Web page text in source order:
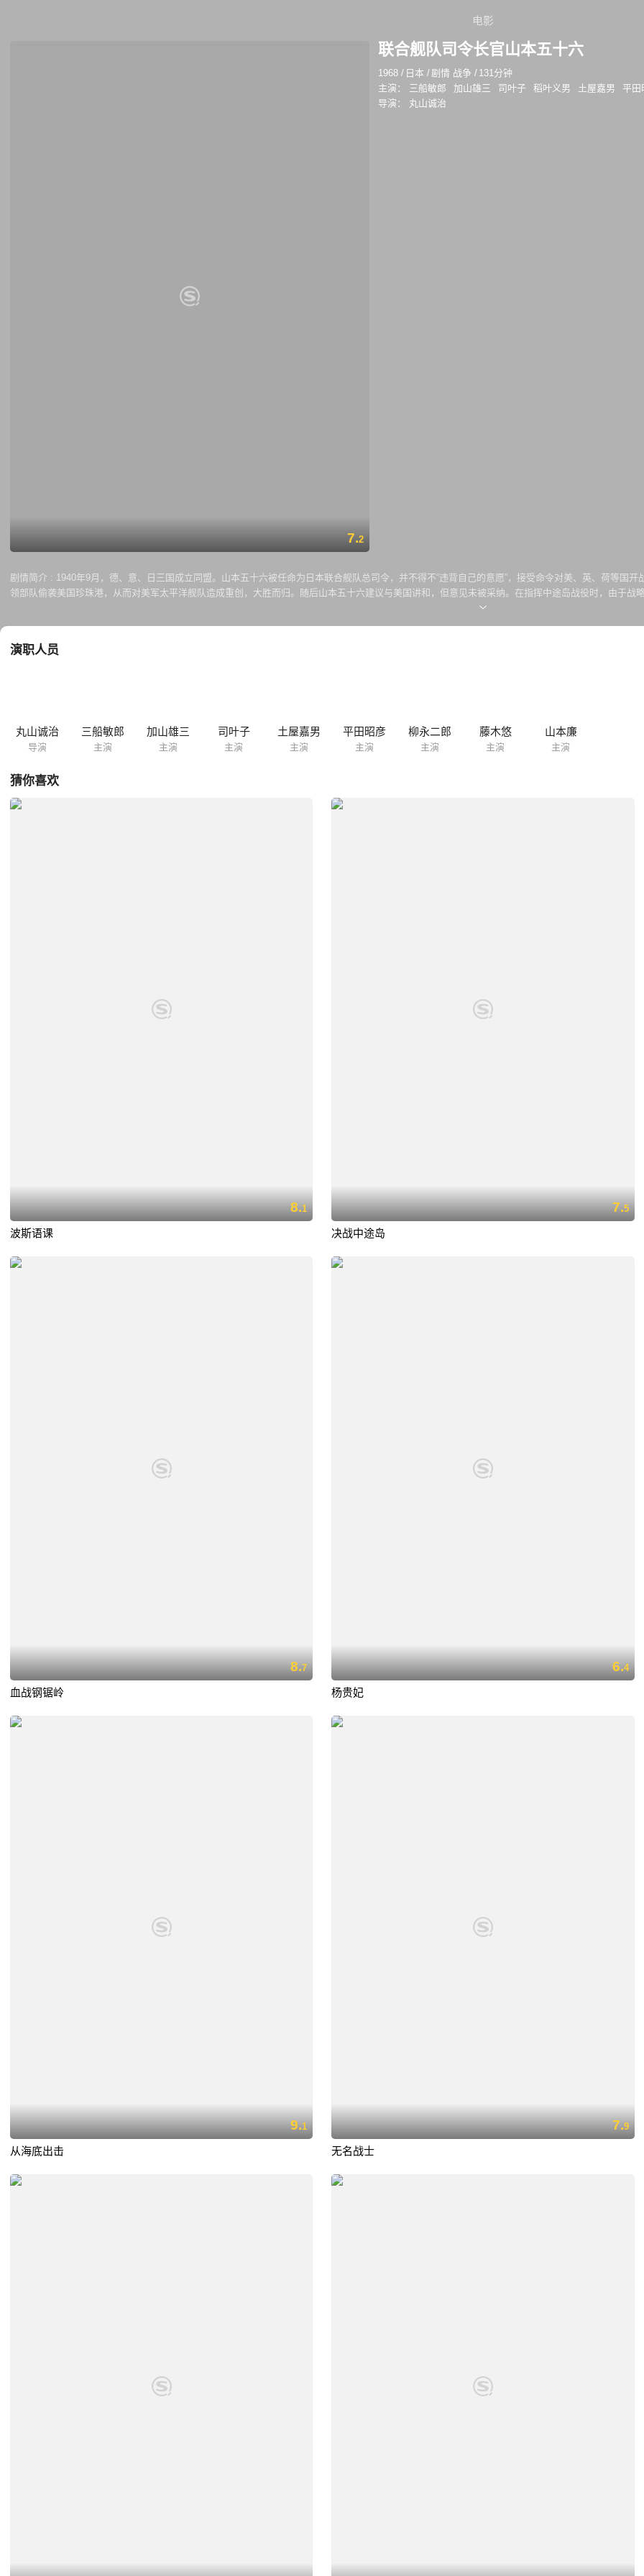
电影
7.2
联合舰队司令长官山本五十六
1968 / 日本 /剧情 战争 / 131分钟
主演：
三船敏郎 加山雄三 司叶子 稻叶义男 土屋嘉男
平田
导演：
丸山诚治
剧情简介 : 1940年9月，德、意、日三国成立同盟。山本五十六被任命为日本联合舰队总司令，并不得不“违背自己的意愿”，接受命令对美、英、荷等国
领部队偷袭美国珍珠港，从而对美军太平洋舰队造成重创，大胜而归。随后山本五十六建议与美国讲和，但意见未被采纳。在指挥中途岛战役时，由于
军兵败如山倒。瓜达康纳岛上有三万多名日本陆军，他们遭到了美军飞机的昼夜轰炸，陷于绝境。山本五十六派出舰队炮击美军基地，协助尚存的陆军
演职人员
丸山诚治
导演
三船敏郎
主演
加山雄三
主演
司叶子
主演
土屋嘉男
主演
平田昭彦
主演
柳永二郎
主演
藤木悠
主演
山本廉
主演
猜你喜欢
8.1
波斯语课
7.5
决战中途岛
8.7
血战钢锯岭
6.4
杨贵妃
9.1
从海底出击
7.9
无名战士